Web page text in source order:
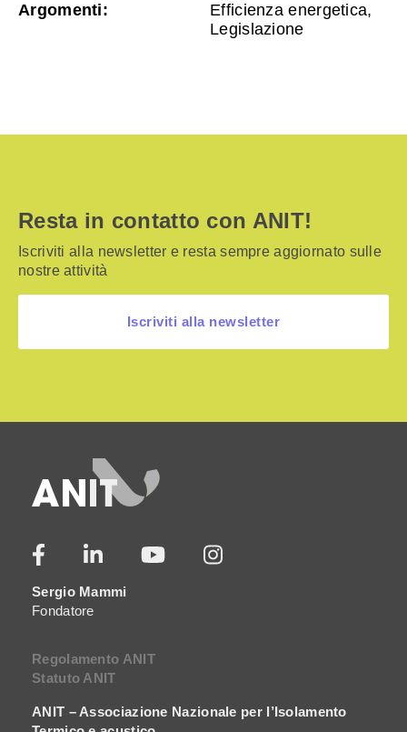
Argomenti:
Efficienza energetica,
Legislazione
Resta in contatto con ANIT!
Iscriviti alla newsletter e resta sempre aggiornato sulle
nostre attività
Iscriviti alla newsletter
Sergio Mammi
Fondatore
Regolamento ANIT
Statuto ANIT
ANIT – Associazione Nazionale per l’Isolamento